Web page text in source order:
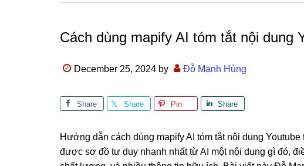
Cách dùng mapify AI tóm tắt nội dung
December 25, 2024 by Đỗ Mạnh Hùng
Share Share Pin Share
Hướng dẫn cách dùng mapify AI tóm tắt nội dung
được sơ đồ tư duy nhanh nhất từ AI một nội dung gì đó,